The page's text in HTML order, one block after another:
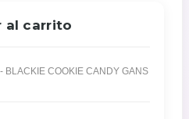
al carrito
BLACKIE COOKIE CANDY GANS